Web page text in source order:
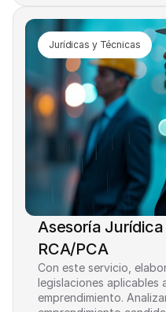
Jurídicas y Técnicas
Asesoría
RCA/PCA
Con este servicio,
legislaciones aplicables
emprendimiento.